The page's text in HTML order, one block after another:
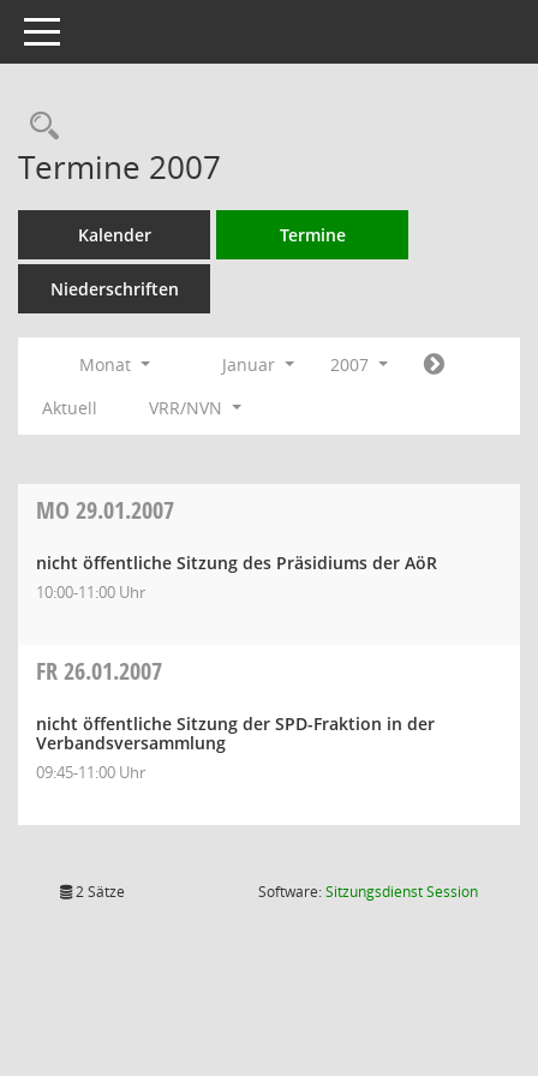
Toggle navigation
Rechercheauswahl
Termine 2007
Kalender Termine
Niederschriften
Monat Januar
2007
Aktuell
VRR/NVN
MO 29.01.2007
nicht öffentliche Sitzung des Präsidiums der AöR
10:00-11:00 Uhr
FR26.01.2007
nicht öffentliche Sitzung der SPD-Fraktion in der
Verbandsversammlung
09:45-11:00 Uhr
2 Sätze Software:SitzungsdienstSession(Wird in